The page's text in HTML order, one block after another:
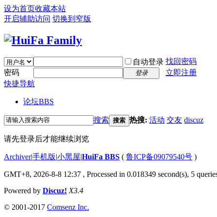
设为首页收藏本站
开启辅助访问 切换到窄版
自动登录 找回密码
密码
登录
立即注册
快捷导航
论坛BBS
搜索 搜索 热搜: 活动 交友 discuz
请先登录后才能继续浏览
Archiver|手机版|小黑屋|HuiFa BBS ( 鲁ICP备09079540号 )
GMT+8, 2026-8-8 12:37 , Processed in 0.018349 second(s), 5
Powered by Discuz! X3.4
© 2001-2017 Comsenz Inc.